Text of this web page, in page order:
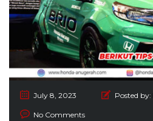
July 8, 2023 Posted by:
No Comments